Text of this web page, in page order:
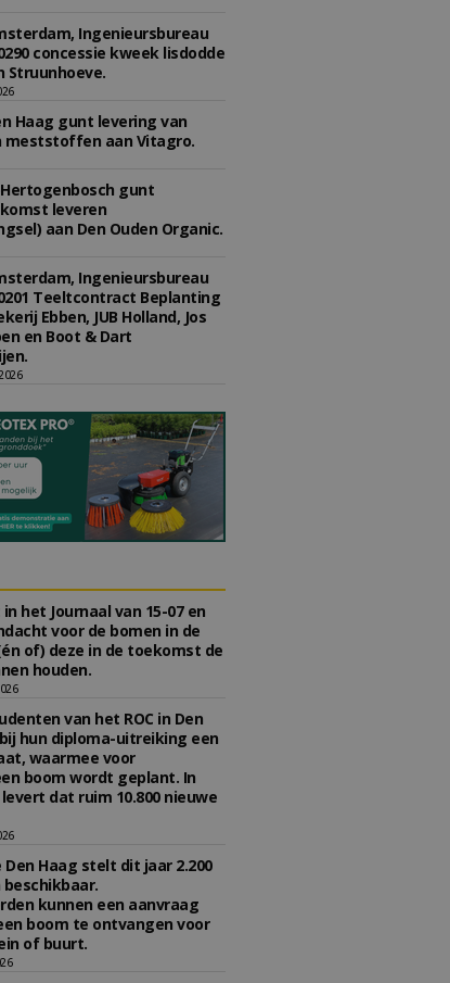
Ingenieursbureau
concessie kweek lisdodde
Struunhoeve.
Haag gunt levering van
meststoffen aan Vitagro.
gunt
leveren
aan Den Ouden Organic.
Ingenieursbureau
Teeltcontract Beplanting
Ebben, JUB Holland, Jos
en Boot & Dart
het Journaal van 15-07 en
voor de bomen in de
of) deze in de toekomst de
houden.
van het ROC in Den
hun diploma-uitreiking een
waarmee voor
boom wordt geplant. In
dat ruim 10.800 nieuwe
Haag stelt dit jaar 2.200
kunnen een aanvraag
boom te ontvangen voor
of buurt.